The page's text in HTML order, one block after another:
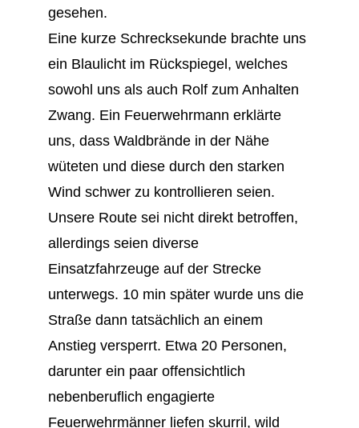
gesehen.
Eine kurze Schrecksekunde brachte uns
ein Blaulicht im Rückspiegel, welches
sowohl uns als auch Rolf zum Anhalten
Zwang. Ein Feuerwehrmann erklärte
uns, dass Waldbrände in der Nähe
wüteten und diese durch den starken
Wind schwer zu kontrollieren seien.
Unsere Route sei nicht direkt betroffen,
allerdings seien diverse
Einsatzfahrzeuge auf der Strecke
unterwegs. 10 min später wurde uns die
Straße dann tatsächlich an einem
Anstieg versperrt. Etwa 20 Personen,
darunter ein paar offensichtlich
nebenberuflich engagierte
Feuerwehrmänner liefen skurril, wild